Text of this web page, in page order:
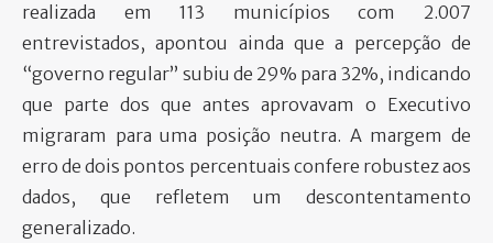
realizada em 113 municípios com 2.007
entrevistados, apontou ainda que a percepção de
“governo regular” subiu de 29% para 32%, indicando
que parte dos que antes aprovavam o Executivo
migraram para uma posição neutra. A margem de
erro de dois pontos percentuais confere robustez aos
dados, que refletem um descontentamento
generalizado.